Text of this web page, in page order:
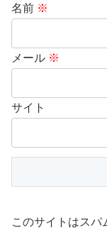
名前 ※
メール ※
サイト
このサイトはスパ